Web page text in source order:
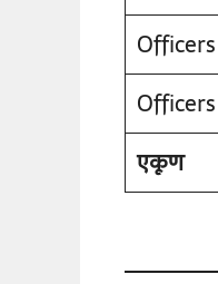
Officers
Officers
एकूण